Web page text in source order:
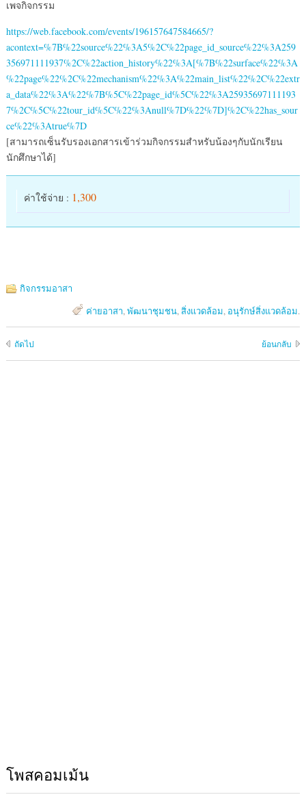
เพจกิจกรรม
https://web.facebook.com/events/196157647584665/?
acontext=%7B%22source%22%3A5%2C%22page_id_source%22%3A259
356971111937%2C%22action_history%22%3A[%7B%22surface%22%3A
%22page%22%2C%22mechanism%22%3A%22main_list%22%2C%22extr
a_data%22%3A%22%7B%5C%22page_id%5C%22%3A25935697111193
7%2C%5C%22tour_id%5C%22%3Anull%7D%22%7D]%2C%22has_sour
ce%22%3Atrue%7D
[สามารถเซ็นรับรองเอกสารเข้าร่วมกิจกรรมสำหรับน้องๆกับนักเรียน
นักศึกษาได้]
ค่าใช้จ่าย : 1,300
กิจกรรมอาสา
ค่ายอาสา,พัฒนาชุมชน,สิ่งแวดล้อม, อนุรักษ์สิ่งแวดล้อม.
ถัดไป ย้อนกลับ
โพสคอมเม้น